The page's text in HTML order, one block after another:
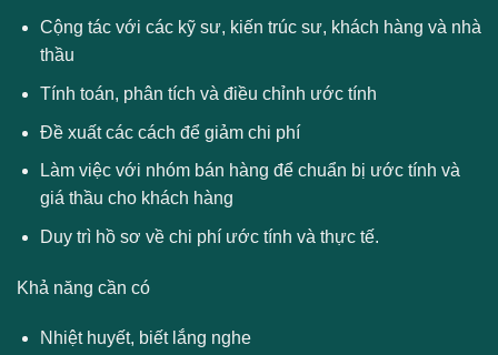
Cộng tác với các kỹ sư, kiến ​​trúc sư, khách hàng và nhà
thầu
Tính toán, phân tích và điều chỉnh ước tính
Đề xuất các cách để giảm chi phí
Làm việc với nhóm bán hàng để chuẩn bị ước tính và
giá thầu cho khách hàng
Duy trì hồ sơ về chi phí ước tính và thực tế.
Khả năng cần có
Nhiệt huyết, biết lắng nghe